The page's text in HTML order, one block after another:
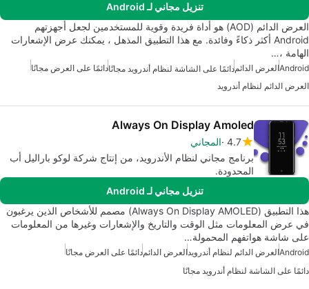
تنزيل مجاني لـ Android
العرض الدائم (AOD) هو أداة فريدة وقوية للمستخدمين لجعل أجهزتهم
Android أكثر ذكاءً وفائدة. مع هذا التطبيق المذهل ، يمكنك عرض الإشعارات
الهامة ،…
Androidالعرض الدائمدائمًا على الشاشة لنظام أندرويد مجانًادائمًا على العرض مجانًا
العرض الدائم لنظام أندرويد
Always On Display Amoled
4.7 المجاني
برنامج مجاني لنظام الأندرويد، من إنتاج شركة لوكو باراليل أب
المحدودة.
تنزيل مجاني لـ Android
هذا التطبيق (Always On Display AMOLED) مصمم للأشخاص الذين يرغبون
في عرض المعلومات مثل الوقت والتاريخ والإشعارات وغيرها من المعلومات
على شاشة هواتفهم المحمولة…
Androidالعرض الدائم لنظام أندرويدالعرض الدائمدائمًا على العرض مجانًا
دائمًا على الشاشة لنظام أندرويد مجانًا